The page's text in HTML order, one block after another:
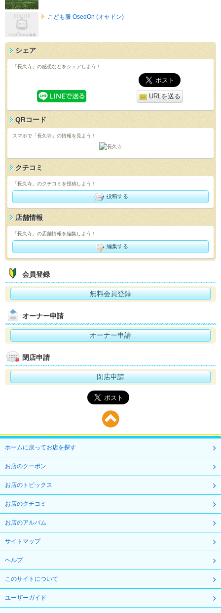
こども服 OsedOn (オセドン)
シェア
「長久寺」の感想などをシェアしよう！
URLを送る
QRコード
スマホで「長久寺」の情報を見よう！
クチコミ
「長久寺」のクチコミを投稿しよう！
投稿する
店舗情報
「長久寺」の店舗情報を編集しよう！
編集する
会員登録
無料会員登録
オーナー申請
オーナー申請
閉店申請
閉店申請
ホームに戻ってお店を探す
お店のクーポン
お店のトピックス
お店のクチコミ
お店のアルバム
サイトマップ
ヘルプ
このサイトについて
ユーザーガイド